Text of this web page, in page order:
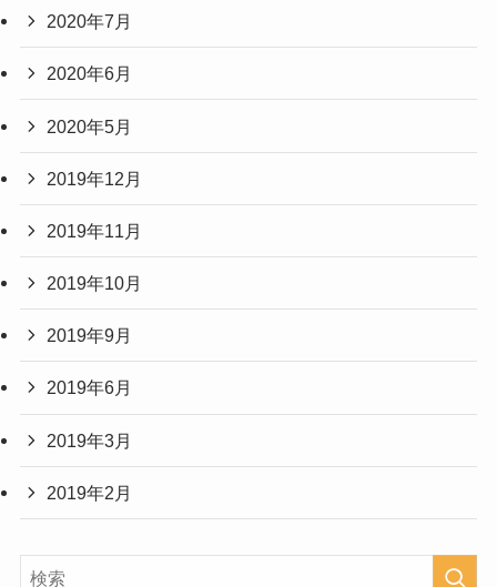
2020年7月
2020年6月
2020年5月
2019年12月
2019年11月
2019年10月
2019年9月
2019年6月
2019年3月
2019年2月